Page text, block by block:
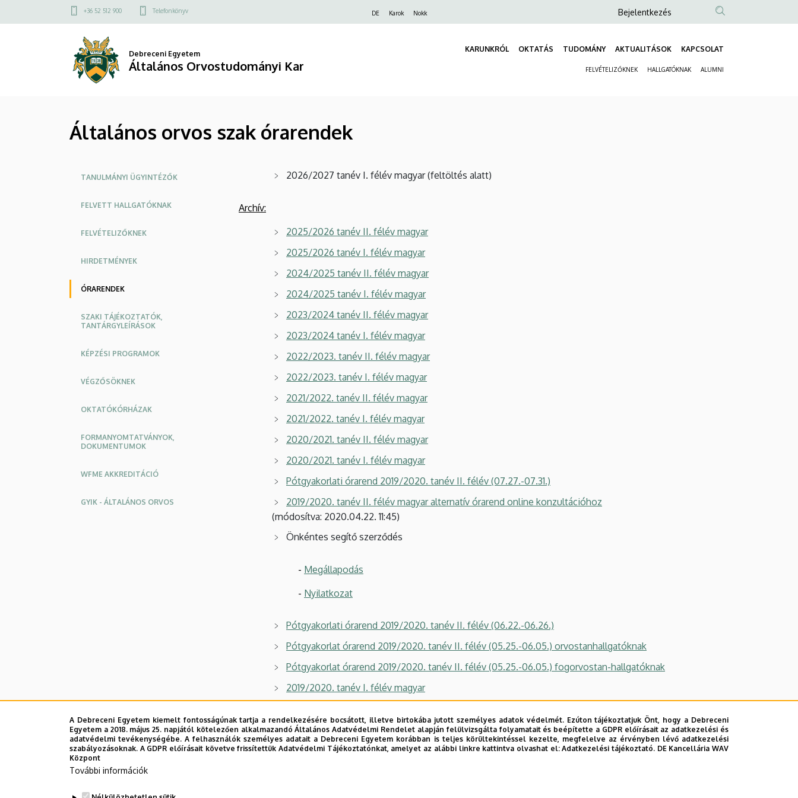
Általános
órarendek
Általános
a
Felső
menü
+36 52 512 900 Telefonkönyv DE Karok Nokk
Anonim
fiók
menüje
Bejelentkezés
Debreceni Egyetem
Általános Orvostudományi Kar
KARUNKRÓL OKTATÁS TUDOMÁNY AKTUALITÁSOK KAPCSOLAT
FELVÉTELIZŐKNEK HALLGATÓKNAK ALUMNI
Általános orvos szak órarendek
Oldalmenü
TANULMÁNYI ÜGYINTÉZŐK
FELVETT HALLGATÓKNAK
FELVÉTELIZŐKNEK
HIRDETMÉNYEK
ÓRARENDEK
SZAKI TÁJÉKOZTATÓK,
TANTÁRGYLEÍRÁSOK
KÉPZÉSI PROGRAMOK
VÉGZŐSÖKNEK
OKTATÓKÓRHÁZAK
FORMANYOMTATVÁNYOK,
DOKUMENTUMOK
WFME AKKREDITÁCIÓ
GYIK - ÁLTALÁNOS ORVOS
2026/2027 tanév I. félév magyar (feltöltés alatt)
Archív:
2025/2026 tanév II. félév magyar
2025/2026 tanév I. félév magyar
2024/2025 tanév II. félév magyar
2024/2025 tanév I. félév magyar
2023/2024 tanév II. félév magyar
2023/2024 tanév I. félév magyar
2022/2023. tanév II. félév magyar
2022/2023. tanév I. félév magyar
2021/2022. tanév II. félév magyar
2021/2022. tanév I. félév magyar
2020/2021. tanév II. félév magyar
2020/2021. tanév I. félév magyar
Pótgyakorlati órarend 2019/2020. tanév II. félév (07.27.-07.31.)
2019/2020. tanév II. félév magyar alternatív órarend online konzultációhoz
(módosítva: 2020.04.22. 11:45)
Önkéntes segítő szerződés
- Megállapodás
- Nyilatkozat
Pótgyakorlati órarend 2019/2020. tanév II. félév (06.22.-06.26.)
Pótgyakorlat órarend 2019/2020. tanév II. félév (05.25.-06.05.) orvostanhallgatóknak
Pótgyakorlat órarend 2019/2020. tanév II. félév (05.25.-06.05.) fogorvostan-hallgatóknak
2019/2020. tanév I. félév magyar
2016/2017. tanév I. félév magyar
2018/2019. tanév I. félév magyar
A Debreceni Egyetem kiemelt fontosságúnak tartja a rendelkezésére bocsátott, illetve birtokába jutott személyes adatok védelmét. Ezúton tájékoztatjuk Önt, hogy a Debreceni
Egyetem a 2018. május 25. napjától kötelezően alkalmazandó Általános Adatvédelmi Rendelet alapján felülvizsgálta folyamatait és beépítette a GDPR előírásait az adatkezelési és
adatvédelmi tevékenységébe. A felhasználók személyes adatait a Debreceni Egyetem korábban is teljes körültekintéssel kezelte, megfelelve az érvényben lévő adatkezelési
szabályozásoknak. A GDPR előírásait követve frissítettük Adatvédelmi Tájékoztatónkat, amelyet az alábbi linkre kattintva olvashat el:Adatkezelési tájékoztató. DE Kancellária WAV
Központ
További információk